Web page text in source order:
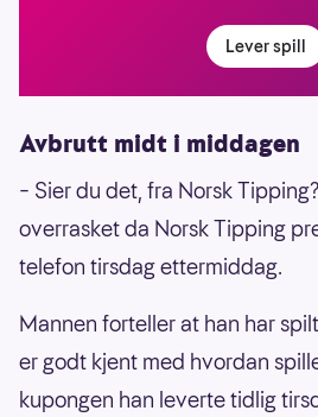
Lever spill
Avbrutt midt i middagen
– Sier du det, fra Norsk
overrasket da Norsk Tipping
telefon tirsdag ettermiddag.
Mannen forteller at han har
er godt kjent med hvordan
kupongen han leverte tidlig